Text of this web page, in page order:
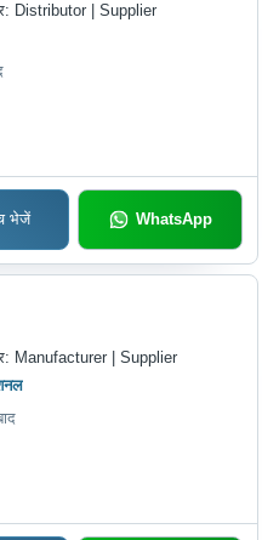
Distributor | Supplier
भेजें WhatsApp
Manufacturer | Supplier